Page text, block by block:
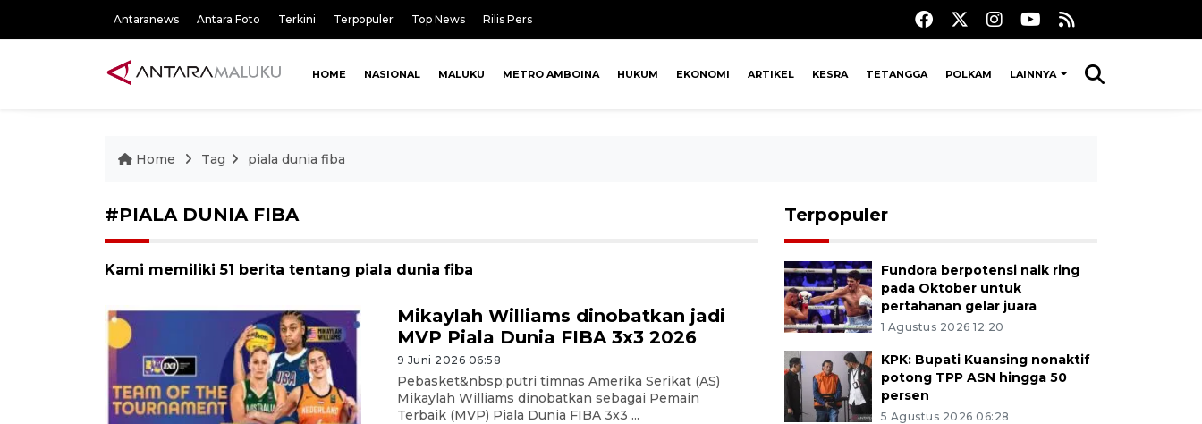
Antaranews Antara Foto Terkini Terpopuler Top News Rilis Pers
HOME NASIONAL MALUKU METRO AMBOINA HUKUM EKONOMI ARTIKEL KESRA TETANGGA POLKAM LAINNYA
Home Tag piala dunia fiba
#PIALA DUNIA FIBA
Kami memiliki 51 berita tentang piala dunia fiba
Mikaylah Williams dinobatkan jadi
MVP Piala Dunia FIBA 3x3 2026
9 Juni 2026 06:58
Pebasket&nbsp;putri timnas Amerika Serikat (AS)
Mikaylah Williams dinobatkan sebagai Pemain
Terbaik (MVP) Piala Dunia FIBA 3x3 ...
Terpopuler
Fundora berpotensi naik ring
pada Oktober untuk
pertahanan gelar juara
1 Agustus 2026 12:20
KPK: Bupati Kuansing nonaktif
potong TPP ASN hingga 50
persen
5 Agustus 2026 06:28